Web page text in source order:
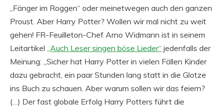
„Fänger im Roggen“ oder meinetwegen auch den ganzen
Proust. Aber Harry Potter? Wollen wir mal nicht zu weit
gehen! FR-Feuilleton-Chef Arno Widmann ist in seinem
Leitartikel „Auch Leser singen böse Lieder“ jedenfalls der
Meinung: „Sicher hat Harry Potter in vielen Fällen Kinder
dazu gebracht, ein paar Stunden lang statt in die Glotze
ins Buch zu schauen. Aber warum sollen wir das feiern?
(…) Der fast globale Erfolg Harry Potters führt die